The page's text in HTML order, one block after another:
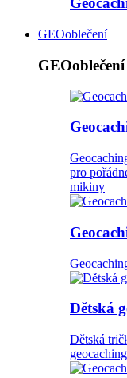
GEOoblečení
GEOoblečení
pro
mikiny
Dětská
Dětská
geocaching